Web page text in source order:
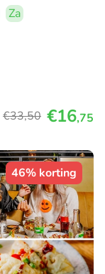
Za
€33,50 €16,75
46% korting